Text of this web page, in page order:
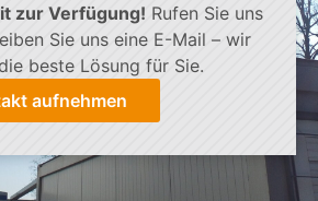
zur Verfügung! Rufen Sie uns
Sie uns eine E-Mail – wir
beste Lösung für Sie.
aufnehmen